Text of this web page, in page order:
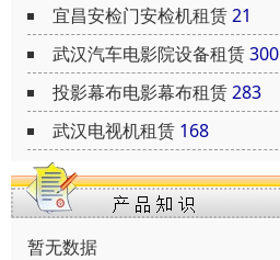
宜昌安检门安检机租赁21
武汉汽车电影院设备租赁300
投影幕布电影幕布租赁283
武汉电视机租赁 168
暂无数据